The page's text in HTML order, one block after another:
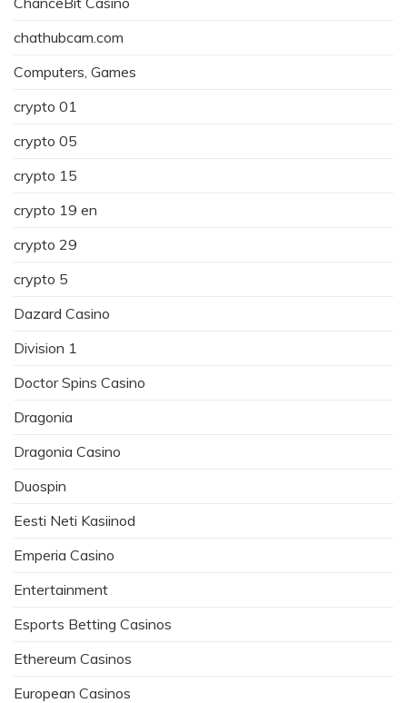
chathubcam.com
Computers, Games
crypto 01
crypto 05
crypto 15
crypto 19 en
crypto 29
crypto 5
Dazard Casino
Division 1
Doctor Spins Casino
Dragonia
Dragonia Casino
Duospin
Eesti Neti Kasiinod
Emperia Casino
Entertainment
Esports Betting Casinos
Ethereum Casinos
European Casinos